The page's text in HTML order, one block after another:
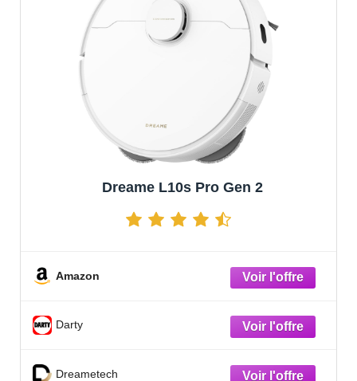
Dreame L10s Pro Gen 2
Amazon
Darty
Dreametech